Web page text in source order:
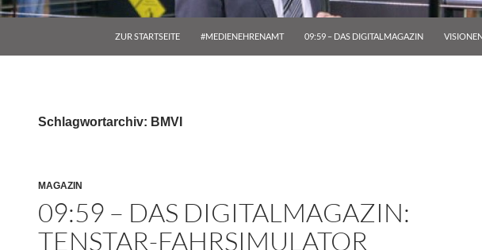
ZUR STARTSEITE #MEDIENEHRENAMT 09:59 – DAS DIGITALMAGAZIN
Schlagwortarchiv: BMVI
MAGAZIN
09:59 – DAS DIGITALMAGAZIN:
TENSTAR-FAHRSIMULATOR